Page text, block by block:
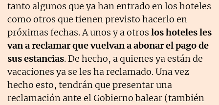
tanto algunos que ya han entrado en los hoteles
como otros que tienen previsto hacerlo en
próximas fechas. A unos y a otros los hoteles les
van a reclamar que vuelvan a abonar el pago de
sus estancias. De hecho, a quienes ya están de
vacaciones ya se les ha reclamado. Una vez
hecho esto, tendrán que presentar una
reclamación ante el Gobierno balear (también